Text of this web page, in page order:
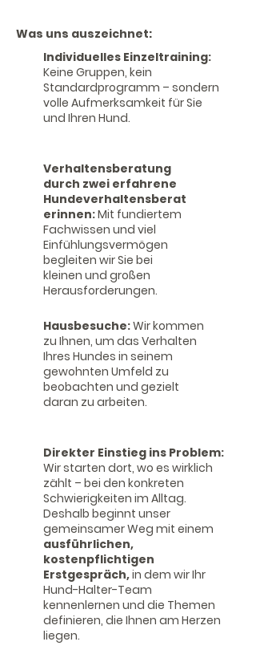
Was uns auszeichnet:
Individuelles Einzeltraining:
Keine Gruppen, kein
Standardprogramm – sondern
volle Aufmerksamkeit für Sie
und Ihren Hund.
Verhaltensberatung
durch zwei erfahrene
Hundeverhaltensberat
erinnen:Mit fundiertem
Fachwissen und viel
Einfühlungsvermögen
begleiten wir Sie bei
kleinen und großen
Herausforderungen.
Hausbesuche:Wir kommen
zu Ihnen, um das Verhalten
Ihres Hundes in seinem
gewohnten Umfeld zu
beobachten und gezielt
daran zu arbeiten.
Direkter Einstieg ins Problem:
Wir starten dort, wo es wirklich
zählt – bei den konkreten
Schwierigkeiten im Alltag.
Deshalb beginnt unser
gemeinsamer Weg mit einem
ausführlichen,
kostenpflichtigen
Erstgespräch,in dem wir Ihr
Hund-Halter-Team
kennenlernen und die Themen
definieren, die Ihnen am Herzen
liegen.